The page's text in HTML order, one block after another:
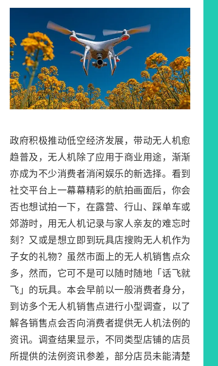
政府积极推动低空经济发展，带动无人机愈
趋普及，无人机除了应用于商业用途，渐渐
亦成为不少消费者消闲娱乐的新选择。看到
社交平台上一幕幕精彩的航拍画面后，你会
否也想试拍一下，在露营、行山、踩单车或
郊游时，用无人机记录与家人亲友的难忘时
刻？又或是想立即到玩具店搜购无人机作为
子女的礼物？虽然市面上的无人机销售点众
多，然而，它可不是可以随时随地「话飞就
飞」的玩具。本会早前以一般消费者身分，
到访多个无人机销售点进行小型调查，以了
解各销售点会否向消费者提供无人机法例的
资讯。调查结果显示，不同类型店铺的店员
所提供的法例资讯参差，部分店员未能清楚